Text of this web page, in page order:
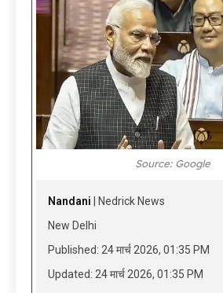
Source: Google
Nandani | Nedrick News
New Delhi
Published: 24 मार्च 2026, 01:35 PM
Updated: 24 मार्च 2026, 01:35 PM